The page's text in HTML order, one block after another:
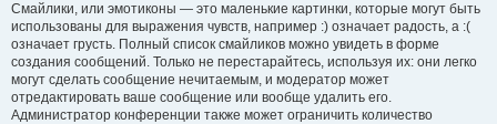
Смайлики, или эмотиконы — это маленькие картинки, которые могут быть
использованы для выражения чувств, например :) означает радость, а :(
означает грусть. Полный список смайликов можно увидеть в форме
создания сообщений. Только не перестарайтесь, используя их: они легко
могут сделать сообщение нечитаемым, и модератор может
отредактировать ваше сообщение или вообще удалить его.
Администратор конференции также может ограничить количество